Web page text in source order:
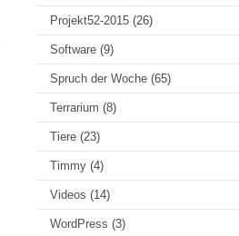
Projekt52-2015 (26)
Software (9)
Spruch der Woche (65)
Terrarium (8)
Tiere (23)
Timmy (4)
Videos (14)
WordPress (3)